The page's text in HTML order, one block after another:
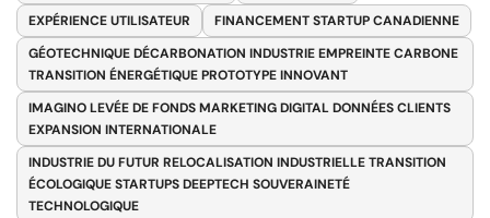
EXPÉRIENCE UTILISATEUR
FINANCEMENT STARTUP CANADIENNE
GÉOTECHNIQUE DÉCARBONATION INDUSTRIE EMPREINTE CARBONE
TRANSITION ÉNERGÉTIQUE PROTOTYPE INNOVANT
IMAGINO LEVÉE DE FONDS MARKETING DIGITAL DONNÉES CLIENTS
EXPANSION INTERNATIONALE
INDUSTRIE DU FUTUR RELOCALISATION INDUSTRIELLE TRANSITION
ÉCOLOGIQUE STARTUPS DEEPTECH SOUVERAINETÉ
TECHNOLOGIQUE